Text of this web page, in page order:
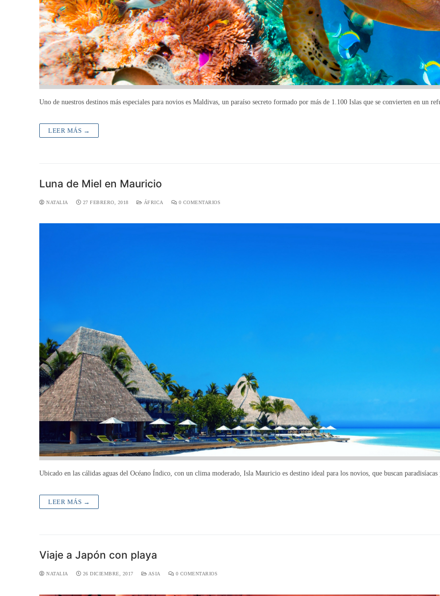
Uno de nuestros destinos más especiales para novios es Maldivas, un paraíso secreto formado por más de 1.100 Islas que se convierten en un
LEER MÁS →
Luna de Miel en Mauricio
NATALIA 27 FEBRERO, 2018 ÁFRICA 0 COMENTARIOS
Ubicado en las cálidas aguas del Océano Índico, con un clima moderado, Isla Mauricio es destino ideal para los novios, que buscan
LEER MÁS →
Viaje a Japón con playa
NATALIA 26 DICIEMBRE, 2017 ASIA 0 COMENTARIOS